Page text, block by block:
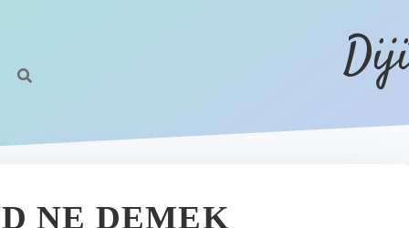
NE DEMEK